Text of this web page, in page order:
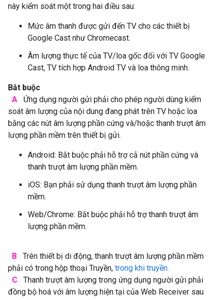
này kiểm soát một trong hai điều sau:
Mức âm thanh được gửi đến TV cho các thiết bị
Google Cast như Chromecast.
Âm lượng thực tế của TV/loa gốc đối với TV Google
Cast, TV tích hợp Android TV và loa thông minh.
Bắt buộc
A
Ứng dụng người gửi phải cho phép người dùng kiểm
soát âm lượng của nội dung đang phát trên TV hoặc loa
bằng các nút âm lượng phần cứng và/hoặc thanh trượt âm
lượng phần mềm trên thiết bị gửi.
Android: Bắt buộc phải hỗ trợ cả nút phần cứng và
thanh trượt âm lượng phần mềm.
iOS: Bạn phải sử dụng thanh trượt âm lượng phần
mềm.
Web/Chrome: Bắt buộc phải hỗ trợ thanh trượt âm
lượng phần mềm.
B
Trên thiết bị di động, thanh trượt âm lượng phần mềm
phải có trong hộp thoại Truyền, trong khi truyền.
C
Thanh trượt âm lượng trong ứng dụng người gửi phải
đồng bộ hoá với âm lượng hiện tại của Web Receiver sau